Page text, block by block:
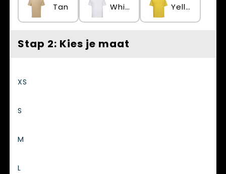
Tan White Yellow
Stap 2: Kies je maat
XS
S
M
L